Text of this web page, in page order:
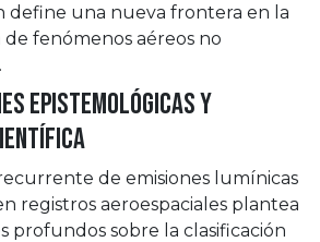
define una nueva frontera en la
de fenómenos aéreos no
epistemológicas y
de emisiones lumínicas
registros aeroespaciales plantea
profundos sobre la clasificación